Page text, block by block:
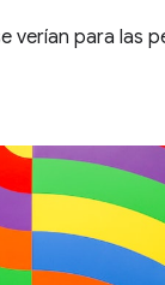
verían para las